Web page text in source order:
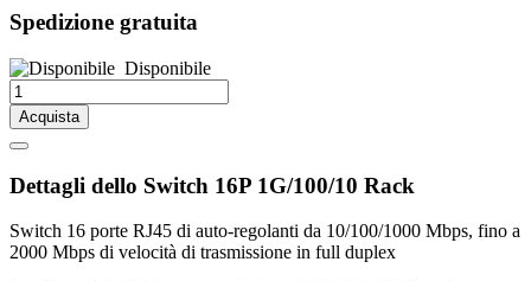
Spedizione gratuita
Disponibile
Acquista
Dettagli dello Switch 16P 1G/100/10 Rack
Switch 16 porte RJ45 di auto-regolanti da 10/100/1000 Mbps, fino a
2000 Mbps di velocità di trasmissione in full duplex